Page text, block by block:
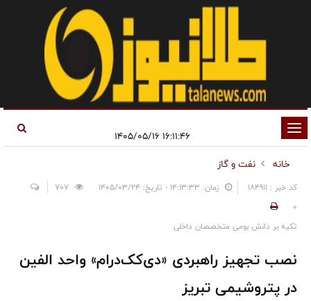
تغییر
وضعیت
ناوبری
خانه
نفت و گاز
کد خبر : 184911 زمان: ۱۴:۱۳:۳۳ - تاریخ: ۱۴۰۵/۰۳/۲۴
0
تکیه بر دانش بومی متخصصان داخلی
نصب تجهیز راهبردی «دی‌کک‌درام» واحد الفین
در پتروشیمی تبریز